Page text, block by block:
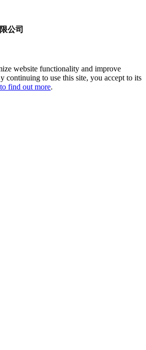
公司
website functionality and improve
continuing to use this site, you accept to its
find out more.